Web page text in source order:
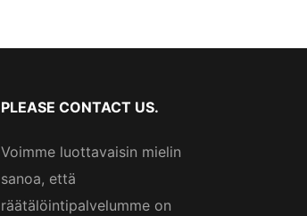
PLEASE CONTACT US.
Voimme luottavaisin mielin
sanoa, että
räätälöintipalvelumme on